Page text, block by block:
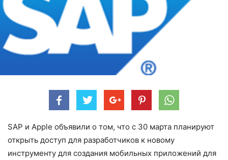
SAP и Apple объявили о том, что с 30 марта планируют
открыть доступ для разработчиков к новому
инструменту для создания мобильных приложений для